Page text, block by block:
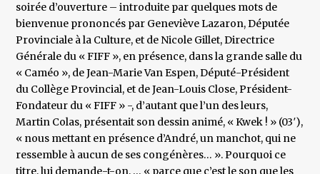
soirée d’ouverture – introduite par quelques mots de
bienvenue prononcés par Geneviève Lazaron, Députée
Provinciale à la Culture, et de Nicole Gillet, Directrice
Générale du « FIFF », en présence, dans la grande salle du
« Caméo », de Jean-Marie Van Espen, Député-Président
du Collège Provincial, et de Jean-Louis Close, Président-
Fondateur du « FIFF » -, d’autant que l’un des leurs,
Martin Colas, présentait son dessin animé, « Kwek ! » (03′),
« nous mettant en présence d’André, un manchot, qui ne
ressemble à aucun de ses congénères… ». Pourquoi ce
titre, lui demande-t-on, … « parce que c’est le son que les